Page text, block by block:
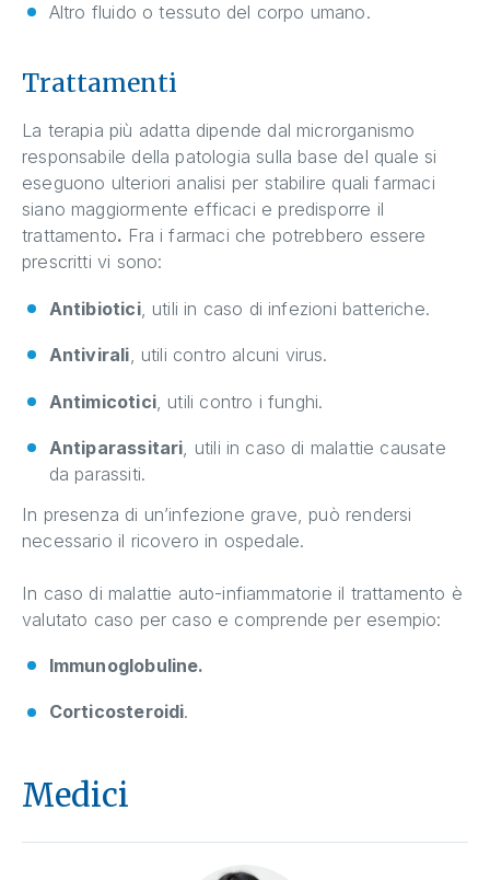
Altro fluido o tessuto del corpo umano.
Trattamenti
La terapia più adatta dipende dal microrganismo
responsabile della patologia sulla base del quale si
eseguono ulteriori analisi per stabilire quali farmaci
siano maggiormente efficaci e predisporre il
trattamento. Fra i farmaci che potrebbero essere
prescritti vi sono:
Antibiotici, utili in caso di infezioni batteriche.
Antivirali, utili contro alcuni virus.
Antimicotici, utili contro i funghi.
Antiparassitari, utili in caso di malattie causate
da parassiti.
In presenza di un’infezione grave, può rendersi
necessario il ricovero in ospedale.
In caso di malattie auto-infiammatorie il trattamento è
valutato caso per caso e comprende per esempio:
Immunoglobuline.
Corticosteroidi.
Medici